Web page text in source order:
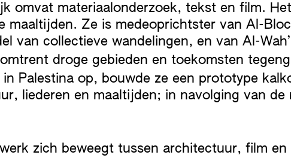
omvat materiaalonderzoek, tekst en film.
maaltijden. Ze is medeoprichtster van Al-
van collectieve wandelingen, en van Al-
droge gebieden en toekomsten
Palestina op, bouwde ze een prototype
liederen en maaltijden; in navolging van
zich beweegt tussen architectuur, film